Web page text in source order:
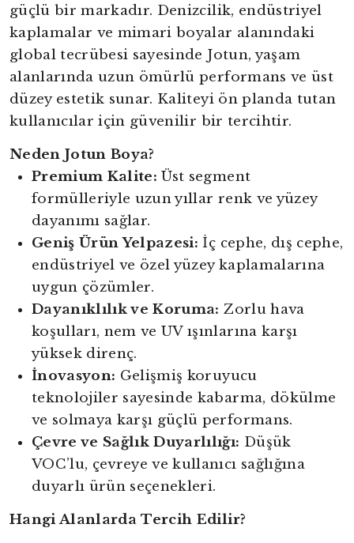
güçlü bir markadır. Denizcilik, endüstriyel
kaplamalar ve mimari boyalar alanındaki
global tecrübesi sayesinde Jotun, yaşam
alanlarında uzun ömürlü performans ve üst
düzey estetik sunar. Kaliteyi ön planda tutan
kullanıcılar için güvenilir bir tercihtir.
Neden Jotun Boya?
Premium Kalite: Üst segment
formülleriyle uzun yıllar renk ve yüzey
dayanımı sağlar.
Geniş Ürün Yelpazesi: İç cephe, dış cephe,
endüstriyel ve özel yüzey kaplamalarına
uygun çözümler.
Dayanıklılık ve Koruma: Zorlu hava
koşulları, nem ve UV ışınlarına karşı
yüksek direnç.
İnovasyon: Gelişmiş koruyucu
teknolojiler sayesinde kabarma, dökülme
ve solmaya karşı güçlü performans.
Çevre ve Sağlık Duyarlılığı: Düşük
VOC’lu, çevreye ve kullanıcı sağlığına
duyarlı ürün seçenekleri.
Hangi Alanlarda Tercih Edilir?